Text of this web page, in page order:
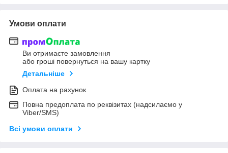
Умови оплати
Ви отримаєте замовлення
або гроші повернуться на вашу картку
Детальніше
Оплата на рахунок
Повна предоплата по реквізитах (надсилаємо у
Viber/SMS)
Всі умови оплати